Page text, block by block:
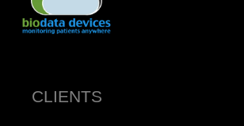
CLIENTS